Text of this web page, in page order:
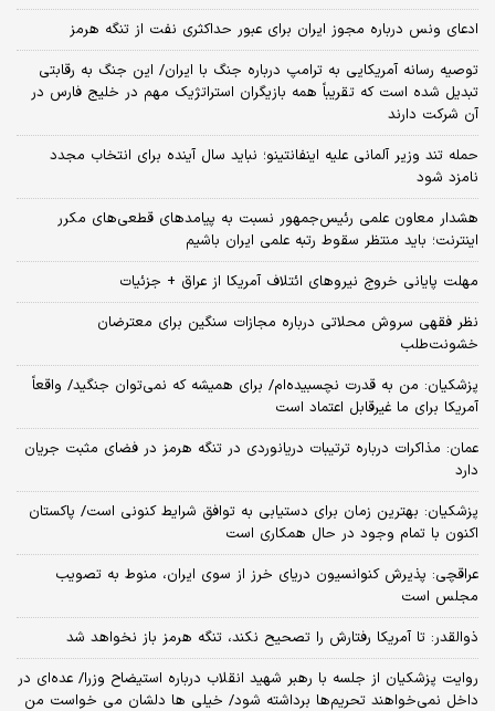
ادعای ونس درباره مجوز ایران برای عبور حداکثری نفت از تنگه هرمز
توصیه رسانه آمریکایی به ترامپ درباره جنگ با ایران/ این جنگ به رقابتی
تبدیل شده است که تقریباً همه بازیگران استراتژیک مهم در خلیج فارس در
آن شرکت دارند
حمله تند وزیر آلمانی علیه اینفانتینو؛ نباید سال آینده برای انتخاب مجدد
نامزد شود
هشدار معاون علمی رئیس‌جمهور نسبت به پیامدهای قطعی‌های مکرر
اینترنت؛ باید منتظر سقوط رتبه علمی ایران باشیم
مهلت پایانی خروج نیروهای ائتلاف آمریکا از عراق + جزئیات
نظر فقهی سروش محلاتی درباره مجازات سنگین برای معترضان
خشونت‌طلب
پزشکیان: من به قدرت نچسبیده‌ام/ برای همیشه که نمی‌توان جنگید/ واقعاً
آمریکا برای ما غیرقابل اعتماد است
عمان: مذاکرات درباره ترتیبات دریانوردی در تنگه هرمز در فضای مثبت جریان
دارد
پزشکیان‌: بهترین زمان برای دستیابی به توافق شرایط کنونی است/ پاکستان
اکنون با تمام وجود در حال همکاری است
عراقچی: پذیرش کنوانسیون دریای خرز از سوی ایران، منوط به تصویب
مجلس است
ذوالقدر: تا آمریکا رفتارش را تصحیح نکند، تنگه هرمز باز نخواهد شد
روایت پزشکیان از جلسه با رهبر شهید انقلاب درباره استیضاح وزرا/ عده‌ای در
داخل نمی‌خواهند تحریم‌ها برداشته شود/ خیلی ها دلشان می خواست من